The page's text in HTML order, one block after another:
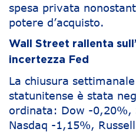
spesa privata
potere d’acquisto.
Wall Street rallenta
incertezza Fed
La chiusura
statunitense è stata
ordinata: Dow -0,20%,
Nasdaq -1,15%,